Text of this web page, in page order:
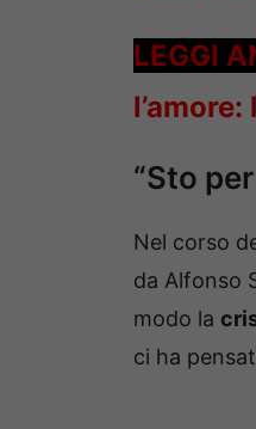
LEGGI
“Sto
Nel corso
da Alfonso
modo la
ci ha